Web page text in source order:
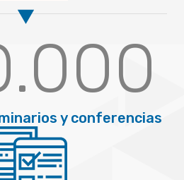
y conferencias